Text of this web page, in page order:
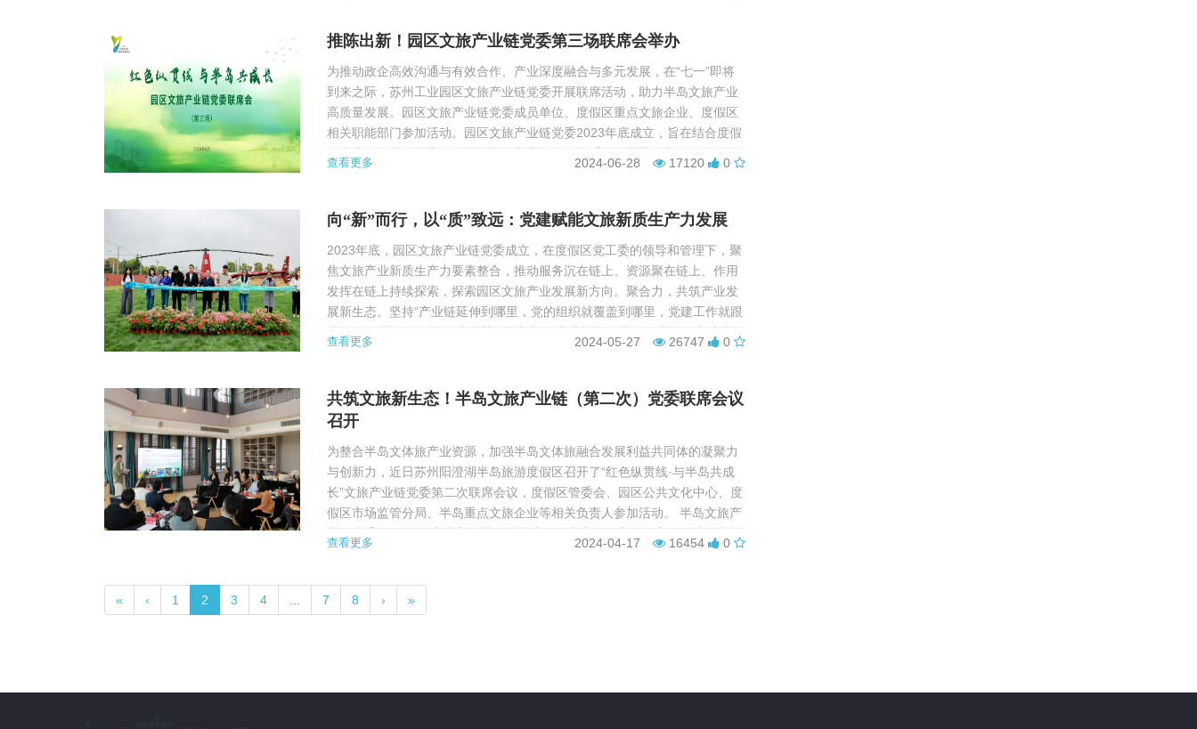
推陈出新！园区文旅产业链党委第三场联席会举办
为推动政企高效沟通与有效合作、产业深度融合与多元发展，在“七一”即将
到来之际，苏州工业园区文旅产业链党委开展联席活动，助力半岛文旅产业
高质量发展。园区文旅产业链党委成员单位、度假区重点文旅企业、度假区
相关职能部门参加活动。园区文旅产业链党委2023年底成立，旨在结合度假
查看更多 2024-06-28 17120 0
向“新”而行，以“质”致远：党建赋能文旅新质生产力发展
2023年底，园区文旅产业链党委成立，在度假区党工委的领导和管理下，聚
焦文旅产业新质生产力要素整合，推动服务沉在链上、资源聚在链上、作用
发挥在链上持续探索，探索园区文旅产业发展新方向。聚合力，共筑产业发
展新生态。坚持“产业链延伸到哪里，党的组织就覆盖到哪里，党建工作就跟
查看更多 2024-05-27 26747 0
共筑文旅新生态！半岛文旅产业链（第二次）党委联席会议
召开
为整合半岛文体旅产业资源，加强半岛文体旅融合发展利益共同体的凝聚力
与创新力，近日苏州阳澄湖半岛旅游度假区召开了“红色纵贯线·与半岛共成
长”文旅产业链党委第二次联席会议，度假区管委会、园区公共文化中心、度
假区市场监管分局、半岛重点文旅企业等相关负责人参加活动。 半岛文旅产
查看更多 2024-04-17 16454 0
« ‹ 1 2 3 4 7 8 › »